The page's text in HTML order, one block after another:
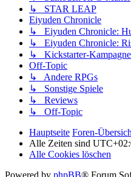
↳ STAR LEAP
Eiyuden Chronicle
↳ Eiyuden Chronicle:
↳ Eiyuden Chronicle:
↳ Kickstarter-Kampagne
Off-Topic
↳ Andere RPGs
↳ Sonstige Spiele
↳ Reviews
↳ Off-Topic
Hauptseite Foren-
Alle Zeiten sind
Alle Cookies löschen